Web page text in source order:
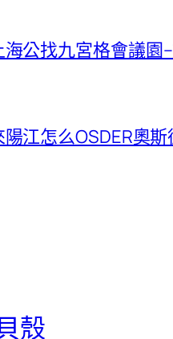
公找九宮格會議園
江怎么OSDER奧
殼